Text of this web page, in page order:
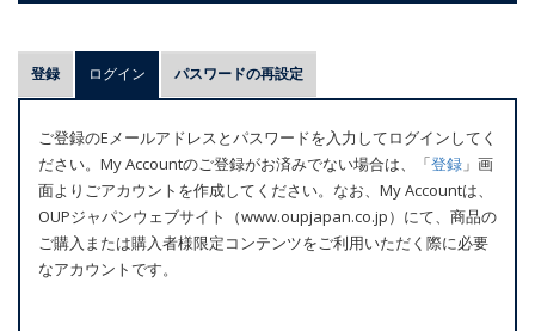
プ
ラ
マ
リ
ー
タ
ブ
登録 ログイン (アクティブなタブ)
パスワードの再設定
ご登録のEメールアドレスとパスワードを入力してログインしてく
ださい。My Accountのご登録がお済みでない場合は、「登録 」画
面よりごアカウントを作成してください。なお、My Accountは、
OUPジャパンウェブサイト（www.oupjapan.co.jp）にて、商品の
ご購入または購入者様限定コンテンツをご利用いただく際に必要
なアカウントです。